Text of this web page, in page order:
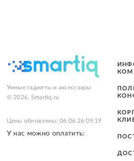
Умные гаджеты и аксессуары
© 2026, Smartiq.ru
Цены обновлены: 06.06.26 09:19
У нас можно оплатить: